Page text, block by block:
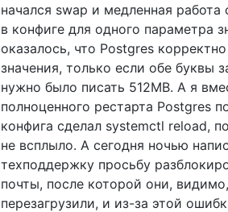
начался swap и медленная работа
в конфиге для одного параметра
оказалось, что Postgres
значения, только если обе буквы
нужно было писать 512MB. А я
полноценного рестарта Postgres
конфига сделал systemctl reload,
не всплыло. А сегодня ночью
техподдержку просьбу
почты, после которой они,
перезагрузили, и из-за этой